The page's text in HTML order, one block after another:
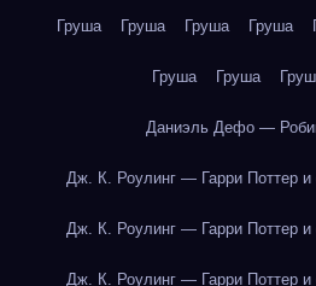
Груша Груша Груша Груша
Груша Груша
Даниэль Дефо —
Дж. К. Роулинг — Гарри Поттер
Дж. К. Роулинг — Гарри Поттер
Дж. К. Роулинг — Гарри Поттер